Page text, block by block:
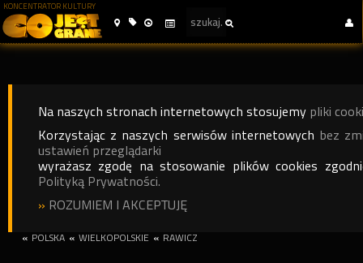
KONCENTRATOR KULTURY
Na naszych stronach internetowych stosujemy pliki
Korzystając z naszych serwisów internetowych bez
ustawień przeglądarki
wyrażasz zgodę na stosowanie plików cookies
Polityką Prywatności.
» ROZUMIEM I AKCEPTUJĘ
« POLSKA « WIELKOPOLSKIE « RAWICZ